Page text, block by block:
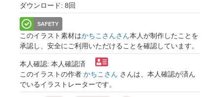
ダウンロード: 8回
SAFETY
このイラスト素材はかちこさんさん本人が制作したことを
承認し、安全にご利用いただけることを確認しています。
本人確認: 本人確認済
このイラストの作者 かちこさん さんは、本人確認が済ん
でいるイラストレーターです。